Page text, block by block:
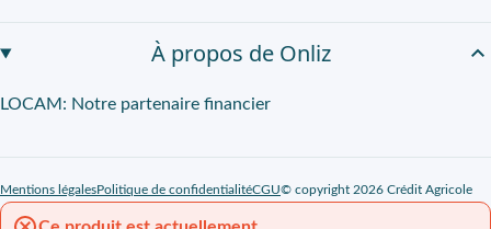
À propos de Onliz
LOCAM: Notre partenaire financier
Mentions légalesPolitique de confidentialitéCGU© copyright 2026 Crédit Agricole